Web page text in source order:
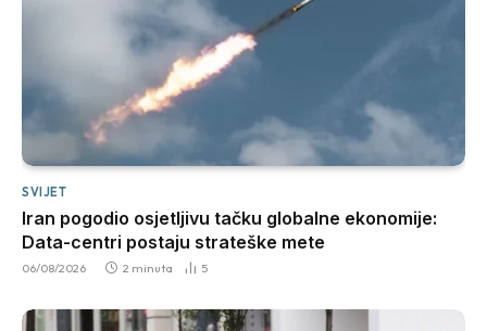
SVIJET
Iran pogodio osjetljivu tačku globalne ekonomije:
Data-centri postaju strateške mete
06/08/2026 2 minuta 5